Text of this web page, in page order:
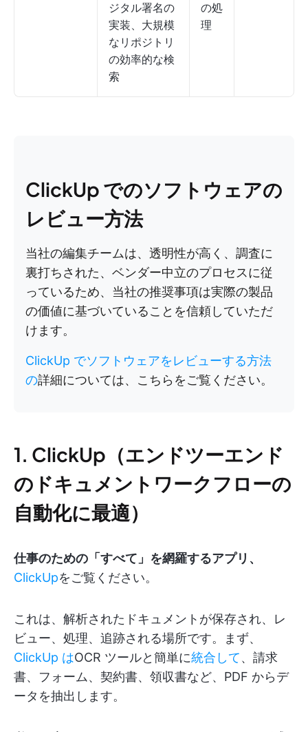
ジタル署名の
実装、大規模
なリポジトリ
の効率的な検
索
の処
理
ClickUp でのソフトウェアの
レビュー方法
当社の編集チームは、透明性が高く、調査に
裏打ちされた、ベンダー中立のプロセスに従
っているため、当社の推奨事項は実際の製品
の価値に基づいていることを信頼していただ
けます。
ClickUp でソフトウェアをレビューする方法
の詳細については、こちらをご覧ください。
1. ClickUp（エンドツーエンド
のドキュメントワークフローの
自動化に最適）
仕事のための「すべて」を網羅するアプリ、
ClickUpをご覧ください。
これは、解析されたドキュメントが保存され、レ
ビュー、処理、追跡される場所です。まず、
ClickUp はOCR ツールと簡単に統合して、請求
書、フォーム、契約書、領収書など、PDF からデ
ータを抽出します。